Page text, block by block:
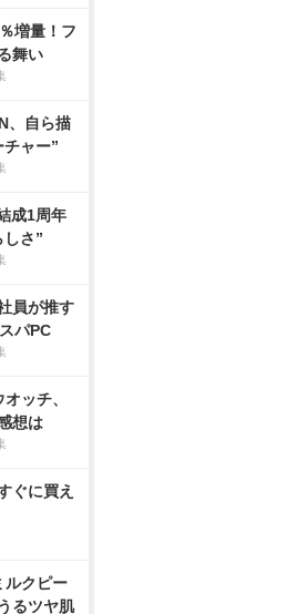
増量！フ
舞い
、自ら描
ャー”
成1周年
さ”
員が推す
パPC
ッチ、
想は
ぐに買え
ルクピー
るツヤ肌